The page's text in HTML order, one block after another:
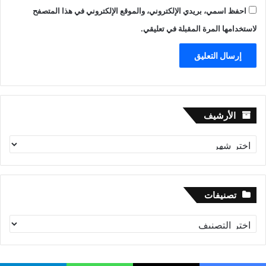
احفظ اسمي، بريدي الإلكتروني، والموقع الإلكتروني في هذا المتصفح
لاستخدامها المرة المقبلة في تعليقي.
الأرشيف الأرشيف
تصنيفات
تصنيفات